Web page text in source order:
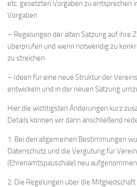
etc. gesetzten Vorgaben zu entsprechen
Vorgaben
– Regelungen der alten Satzung auf ihre
überprüfen und wenn notwendig zu
zu streichen
– Ideen für eine neue Struktur der
entwickeln und in der neuen Satzung
Hier die wichtigsten Änderungen kurz
Details können wir dann anschließend
1. Bei den allgemeinen Bestimmungen
Datenschutz und die Vergütung für
(Ehrenamtspauschale) neu aufgenommen.
2. Die Regelungen über die